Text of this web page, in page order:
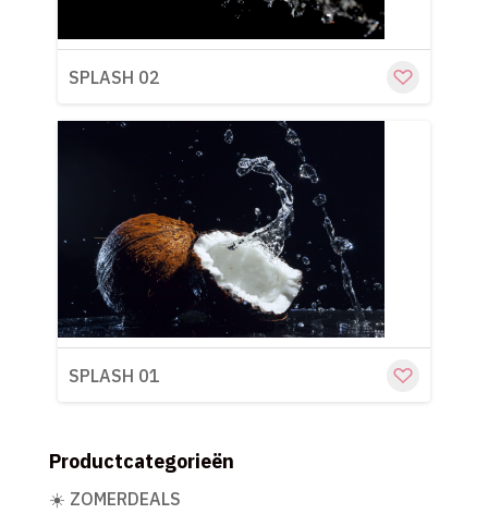
SPLASH 02
SPLASH 01
Productcategorieën
☀️ ZOMERDEALS